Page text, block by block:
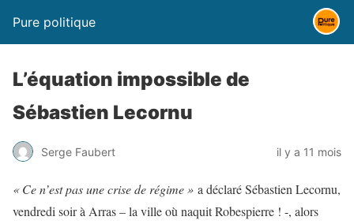
Pure politique
L’équation impossible de
Sébastien Lecornu
Serge Faubert il y a 11 mois
« Ce n’est pas une crise de régime » a déclaré Sébastien Lecornu,
vendredi soir à Arras – la ville où naquit Robespierre ! -, alors